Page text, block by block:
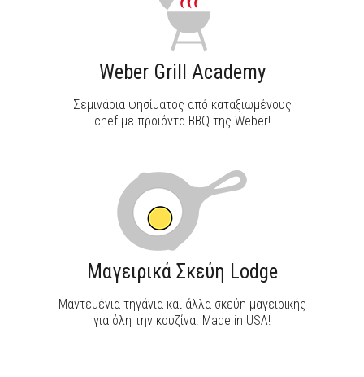
Weber Grill Academy
Σεμινάρια ψησίματος από καταξιωμένους
chef με προϊόντα BBQ της Weber!
Μαγειρικά Σκεύη Lodge
Μαντεμένια τηγάνια και άλλα σκεύη μαγειρικής
για όλη την κουζίνα. Made in USA!